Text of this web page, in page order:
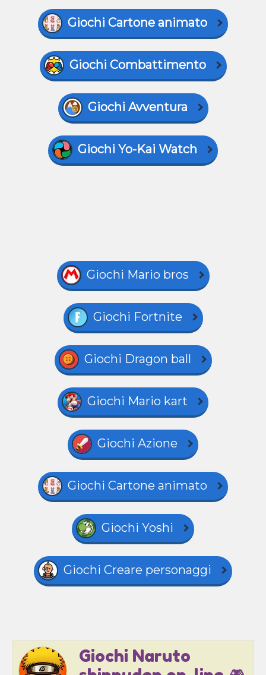
Giochi Cartone animato
Giochi Combattimento
Giochi Avventura
Giochi Yo-Kai Watch
Giochi Mario bros
Giochi Fortnite
Giochi Dragon ball
Giochi Mario kart
Giochi Azione
Giochi Cartone animato
Giochi Yoshi
Giochi Creare personaggi
Giochi Naruto